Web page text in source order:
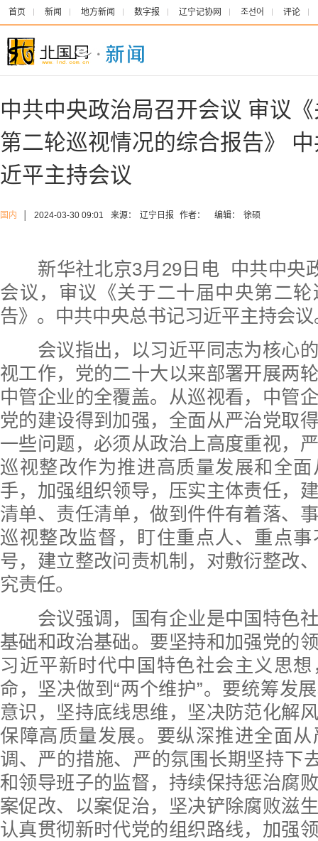
首页 新闻 地方新闻 数字报 辽宁记协网 조선어 评论
中共中央政治局召开会议 审议
第二轮巡视情况的综合报告》
近平主持会议
国内 2024-03-30 09:01 来源： 辽宁日报 作者： 编辑： 徐硕
新华社北京3月29日电 中共中央
会议，审议《关于二十届中央第二
告》。中共中央总书记习近平主持会议
会议指出，以习近平同志为核心的
视工作，党的二十大以来部署开展两
中管企业的全覆盖。从巡视看，中管
党的建设得到加强，全面从严治党取
一些问题，必须从政治上高度重视，
巡视整改作为推进高质量发展和全
手，加强组织领导，压实主体责任，
清单、责任清单，做到件件有着落、
巡视整改监督，盯住重点人、重点
号，建立整改问责机制，对敷衍整改
究责任。
会议强调，国有企业是中国特色社
基础和政治基础。要坚持和加强党的
习近平新时代中国特色社会主义思
命，坚决做到“两个维护”。要统筹发
意识，坚持底线思维，坚决防范化解
保障高质量发展。要纵深推进全面
调、严的措施、严的氛围长期坚持下
和领导班子的监督，持续保持惩治腐
案促改、以案促治，坚决铲除腐败滋
认真贯彻新时代党的组织路线，加强